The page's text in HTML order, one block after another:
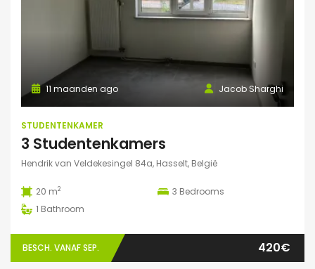
Jacob Sharghi
11 maanden ago
STUDENTENKAMER
3 Studentenkamers
Hendrik van Veldekesingel 84a, Hasselt, België
20 m2 3 Bedrooms
1 Bathroom
BESCH. VANAF SEP. 420€